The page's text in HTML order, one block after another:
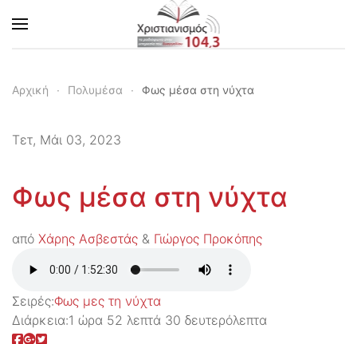
Skip to main content
Αρχική Πολυμέσα Φως μέσα στη νύχτα
Τετ, Μάι 03, 2023
Φως μέσα στη νύχτα
από Χάρης Ασβεστάς & Γιώργος Προκόπης
Σειρές:Φως μες τη νύχτα
Διάρκεια:1 ώρα 52 λεπτά 30 δευτερόλεπτα